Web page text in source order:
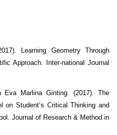
Learning Geometry Through
Approach. Inter-national Journal
Eva Marlina Ginting. (2017). The
on Student’s Critical Thinking and
Journal of Research & Method in